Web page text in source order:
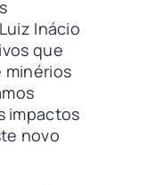
Inácio
que
minérios
impactos
novo